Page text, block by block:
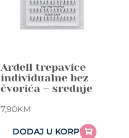
Ardell trepavice
individualne bez
čvorića – srednje
7,90KM
DODAJ U KORPU